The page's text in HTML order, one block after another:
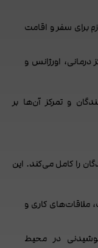
برای سفر و اقامت
اورژانس و
و تمرکز آن‌ها بر
را کامل می‌کند. این
ملاقات‌های کاری و
در محیط